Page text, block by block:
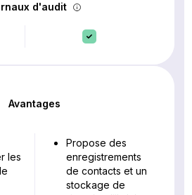
d'audit
Avantages
les
Propose des
enregistrements
de contacts et un
stockage de